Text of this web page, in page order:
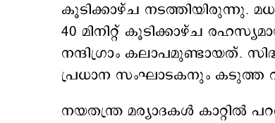
കൂടിക്കാഴ്ച നടത്തിയിരുന്നു.
40 മിനിറ്റ് കൂടിക്കാഴ്ച
നന്ദിഗ്രാം കലാപമുണ്ടായത്.
പ്രധാന സംഘാടകനും കടുത്ത
നയതന്ത്ര മര്യാദകൾ